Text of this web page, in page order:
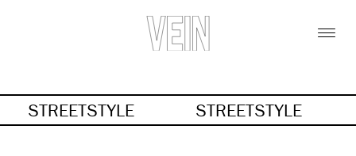
STREETSTYLE STREETSTYLE